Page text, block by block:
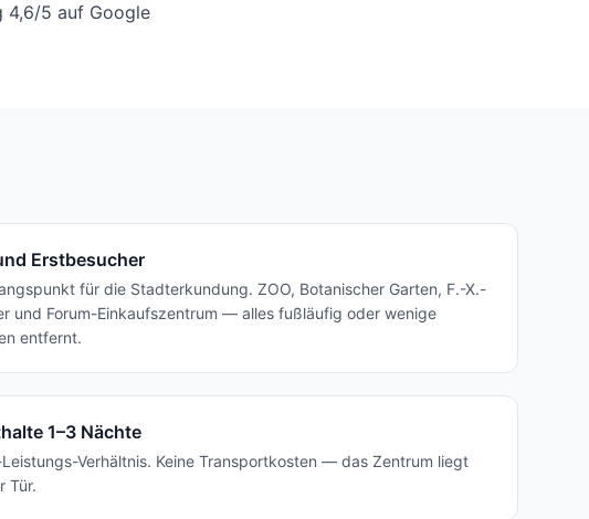
4,6/5 auf Google
Erstbesucher
für die Stadterkundung. ZOO, Botanischer Garten, F.-X.-
und Forum-Einkaufszentrum — alles fußläufig oder wenige
entfernt.
1–3 Nächte
Verhältnis. Keine Transportkosten — das Zentrum liegt
Tür.